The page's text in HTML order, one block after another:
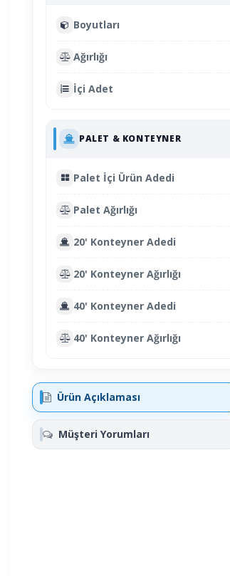
Boyutları
Ağırlığı
İçi Adet
PALET & KONTEYNER
Palet İçi Ürün Adedi
Palet Ağırlığı
20' Konteyner Adedi
20' Konteyner Ağırlığı
40' Konteyner Adedi
40' Konteyner Ağırlığı
Ürün Açıklaması
Müşteri Yorumları